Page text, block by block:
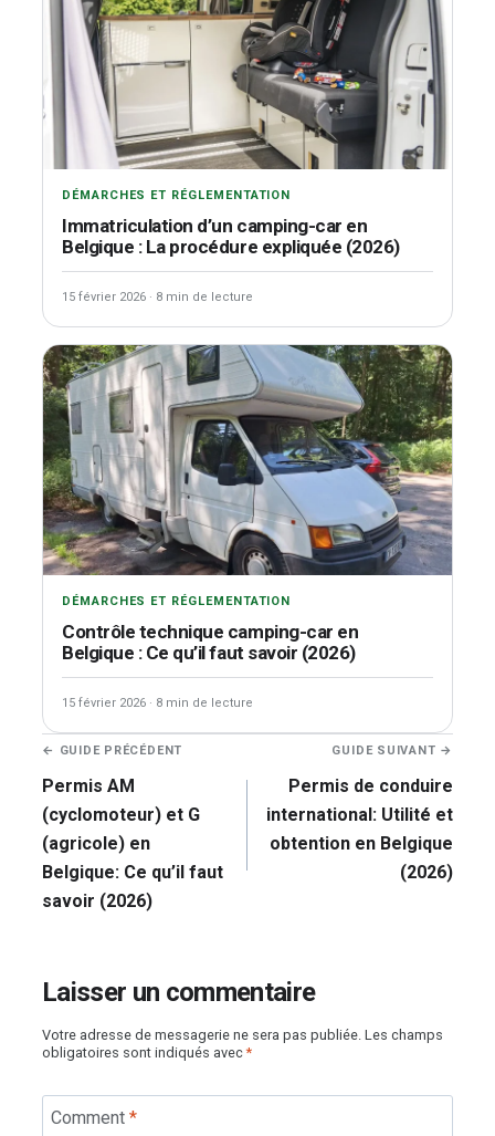
DÉMARCHES ET RÉGLEMENTATION
Immatriculation d’un camping-car en
Belgique : La procédure expliquée (2026)
15 février 2026 · 8 min de lecture
DÉMARCHES ET RÉGLEMENTATION
Contrôle technique camping-car en
Belgique : Ce qu’il faut savoir (2026)
15 février 2026 · 8 min de lecture
Navigation
de
l’article
← GUIDE PRÉCÉDENT
Permis AM
(cyclomoteur) et G
(agricole) en
Belgique: Ce qu’il faut
savoir (2026)
GUIDE SUIVANT →
Permis de conduire
international: Utilité et
obtention en Belgique
(2026)
Laisser un commentaire
Votre adresse de messagerie ne sera pas publiée. Les champs
obligatoires sont indiqués avec*
Comment *